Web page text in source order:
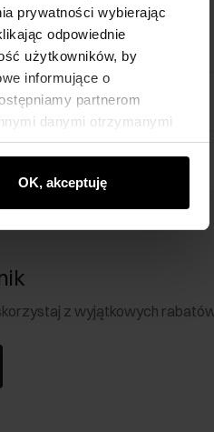
prywatności wybierając
odpowiednie
użytkowników, by
informujące o
partnerom
danymi otrzymanymi
OK, akceptuję
z wyjątkowych